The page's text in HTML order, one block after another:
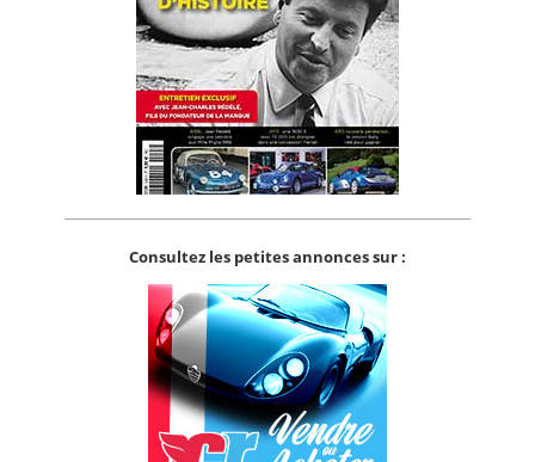
Consultez les petites annonces sur :